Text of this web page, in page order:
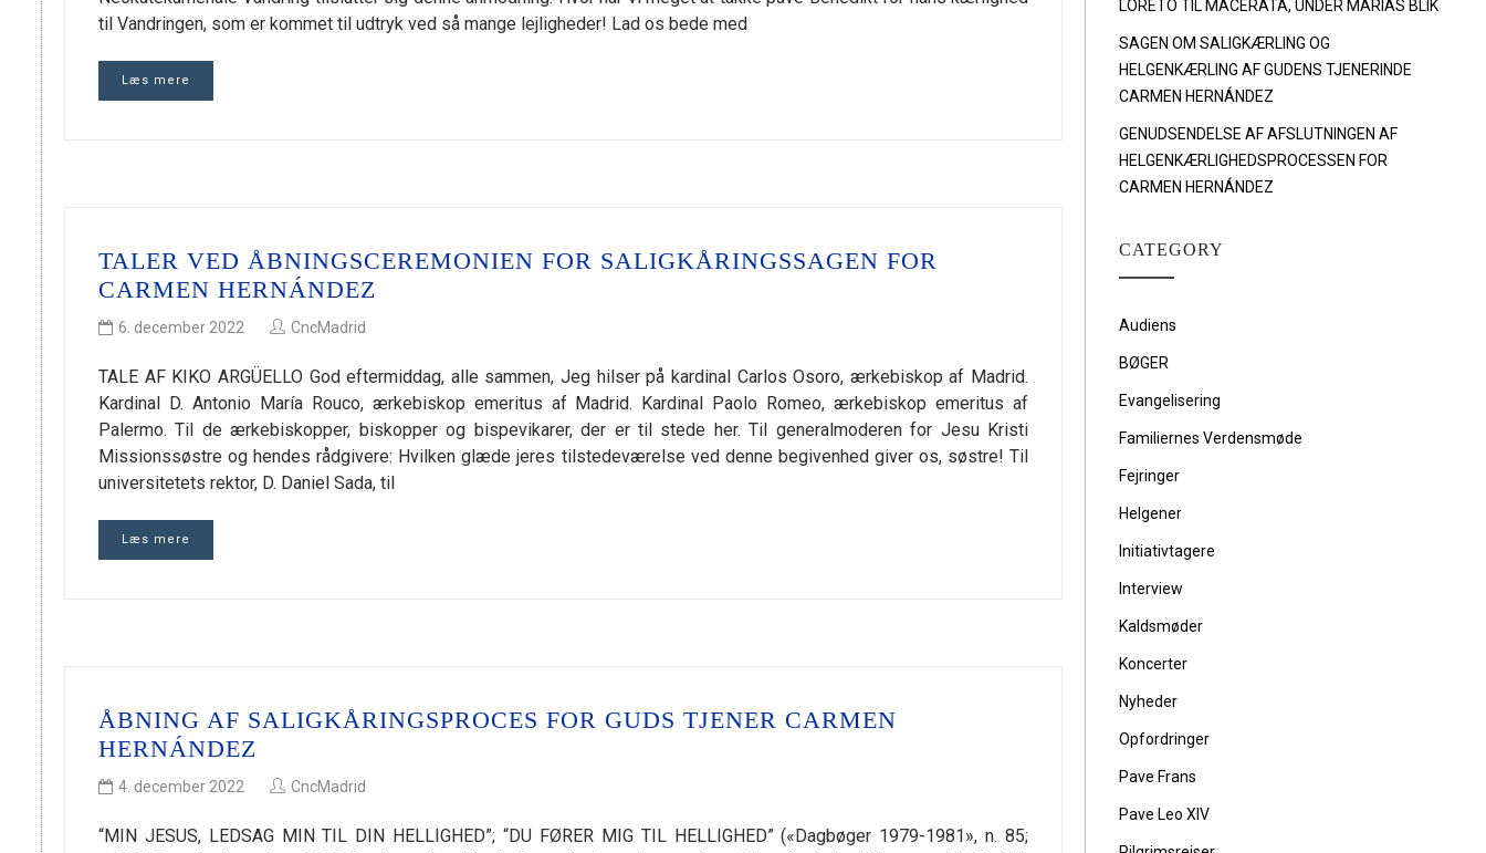
til Vandringen, som er kommet til udtryk ved så mange lejligheder! Lad os bede med
Læs mere
TALER VED ÅBNINGSCEREMONIEN FOR SALIGKÅRINGSSAGEN FOR
CARMEN HERNÁNDEZ
6. december 2022 CncMadrid
TALE AF KIKO ARGÜELLO God eftermiddag, alle sammen, Jeg hilser på kardinal Carlos Osoro, ærkebiskop af Madrid.
Kardinal D. Antonio María Rouco, ærkebiskop emeritus af Madrid. Kardinal Paolo Romeo, ærkebiskop emeritus af
Palermo. Til de ærkebiskopper, biskopper og bispevikarer, der er til stede her. Til generalmoderen for Jesu Kristi
Missionssøstre og hendes rådgivere: Hvilken glæde jeres tilstedeværelse ved denne begivenhed giver os, søstre! Til
universitetets rektor, D. Daniel Sada, til
Læs mere
ÅBNING AF SALIGKÅRINGSPROCES FOR GUDS TJENER CARMEN
HERNÁNDEZ
4. december 2022 CncMadrid
“MIN JESUS, LEDSAG MIN TIL DIN HELLIGHED”; “DU FØRER MIG TIL HELLIGHED” («Dagbøger 1979-1981», n. 85;
LORETO TIL MACERATA, UNDER MARIAS BLIK
SAGEN OM SALIGKÆRLING OG
HELGENKÆRLING AF GUDENS TJENERINDE
CARMEN HERNÁNDEZ
GENUDSENDELSE AF AFSLUTNINGEN AF
HELGENKÆRLIGHEDSPROCESSEN FOR
CARMEN HERNÁNDEZ
CATEGORY
Audiens
BØGER
Evangelisering
Familiernes Verdensmøde
Fejringer
Helgener
Initiativtagere
Interview
Kaldsmøder
Koncerter
Nyheder
Opfordringer
Pave Frans
Pave Leo XIV